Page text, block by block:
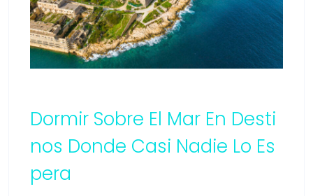
Dormir Sobre El Mar En Desti
Nos Donde Casi Nadie Lo Es
Pera